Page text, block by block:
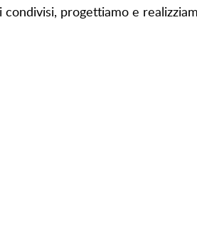
progettiamo e